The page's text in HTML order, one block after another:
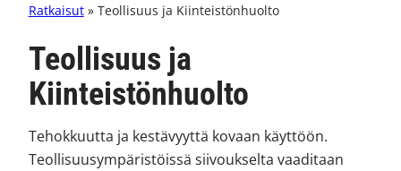
Ratkaisut» Teollisuus ja Kiinteistönhuolto
Teollisuus ja
Kiinteistönhuolto
Tehokkuutta ja kestävyyttä kovaan käyttöön.
Teollisuusympäristöissä siivoukselta vaaditaan